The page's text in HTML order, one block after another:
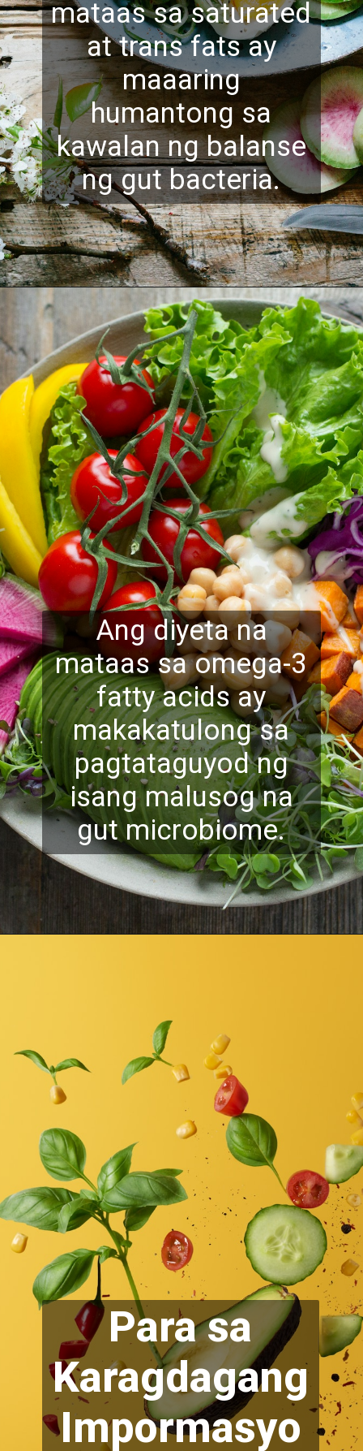
mataas sa saturated
at trans fats ay
maaaring
humantong sa
kawalan ng balanse
ng gutbacteria.
Ang diyeta na
mataas sa omega-3
fatty acids ay
makakatulong sa
pagtataguyod ng
isang malusog na
gut microbiome.
Para sa
Karagdagang
Impormasyo